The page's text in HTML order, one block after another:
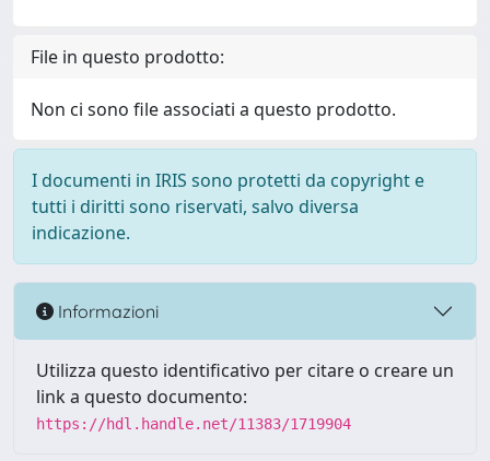
File in questo prodotto:
Non ci sono file associati a questo prodotto.
I documenti in IRIS sono protetti da copyright e
tutti i diritti sono riservati, salvo diversa
indicazione.
Informazioni
Utilizza questo identificativo per citare o creare un
link a questo documento:
https://hdl.handle.net/11383/1719904